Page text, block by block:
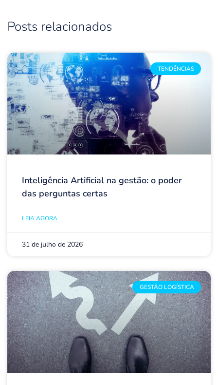
Posts relacionados
TENDÊNCIAS
Inteligência Artificial na gestão: o poder
das perguntas certas
LEIA AGORA
31 de julho de 2026
GESTÃO LOGÍSTICA